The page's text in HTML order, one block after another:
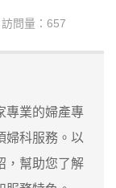
訪問量：657
業的婦產專
婦科服務。以
，幫助您了解